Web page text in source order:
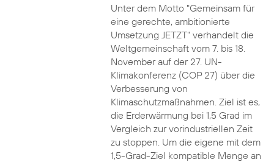
Unter dem Motto "Gemeinsam für
eine gerechte, ambitionierte
Umsetzung JETZT" verhandelt die
Weltgemeinschaft vom 7. bis 18.
November auf der 27. UN-
Klimakonferenz (COP 27) über die
Verbesserung von
Klimaschutzmaßnahmen. Ziel ist es,
die Erderwärmung bei 1,5 Grad im
Vergleich zur vorindustriellen Zeit
zu stoppen. Um die eigene mit dem
1,5-Grad-Ziel kompatible Menge an